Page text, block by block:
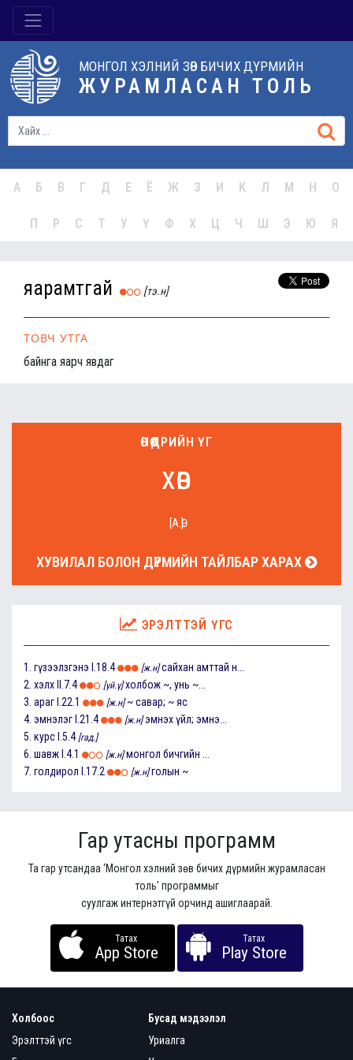
МОНГОЛ ХЭЛНИЙ ЗӨВ БИЧИХ ДҮРМИЙН
ЖУРАМЛАСАН ТОЛЬ
А Б В Г Д Е Ё Ж З И К Л М Н О
П Р С Т У Ү Ф Х Ц Ч Ш Э Ю Я
яарамтгай [тэ.н]
ТОВЧ УТГА
байнга яарч явдаг
ӨНӨӨДРИЙН ҮГ
хөв
[А.Ө]
ХУВИЛАЛ БОЛОН ДҮРМИЙН ТАЙЛБАР ХАРАХ
ЭРЭЛТТЭЙ ҮГС
1. гүзээлзгэнэ I.18.4 [ж.н] сайхан амттай н...
2. хэлх II.7.4 [үй.ү] холбож ~, унь ~...
3. араг I.22.1 [ж.н] ~ савар; ~ яс
4. эмнэлэг I.21.4 [ж.н] эмнэх үйл; эмнэ...
5. курс I.5.4 [гад.]
6. шавж I.4.1 [ж.н] монгол бичгийн ...
7. голдирол I.17.2 [ж.н] голын ~
Гар утасны программ
Та гар утсандаа ‘Монгол хэлний зөв бичих дүрмийн журамласан
толь’ программыг
суулгаж интернэтгүй орчинд ашиглаарай.
Татах
App Store
Татах
Play Store
Холбоос
Эрэлттэй үгс
Бусад мэдээлэл
Уриалга